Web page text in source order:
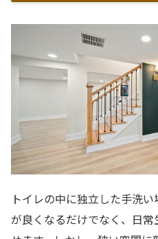
トイレの中に独立した手洗
が良くなるだけでなく、日